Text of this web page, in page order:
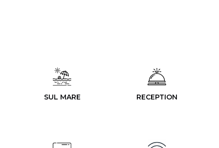
SUL MARE RECEPTION